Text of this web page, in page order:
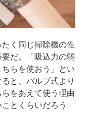
く同じ掃除機の性
だ。「吸込力の弱
らを使おう」とい
と、バルブ式より
をあえて使う理由
とくらいだろう